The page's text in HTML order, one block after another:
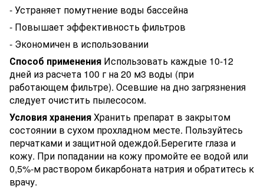
- Устраняет помутнение воды бассейна
- Повышает эффективность фильтров
- Экономичен в использовании
Способ применения Использовать каждые 10-12
дней из расчета 100 г на 20 м3 воды (при
работающем фильтре). Осевшие на дно загрязнения
следует очистить пылесосом.
Условия храненияХранить препарат в закрытом
состоянии в сухом прохладном месте. Пользуйтесь
перчатками и защитной одеждой.Берегите глаза и
кожу. При попадании на кожу промойте ее водой или
0,5%-м раствором бикарбоната натрия и обратитесь к
врачу.